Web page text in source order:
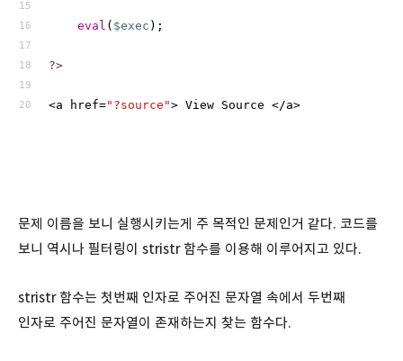
eval ( $exec );
?>
<a href="?source"> View Source </a>
문제 이름을 보니 실행시키는게 주 목적인 문제인거 같다. 코드를
보니 역시나 필터링이 stristr 함수를 이용해 이루어지고 있다.
stristr 함수는 첫번째 인자로 주어진 문자열 속에서 두번째
인자로 주어진 문자열이 존재하는지 찾는 함수다.